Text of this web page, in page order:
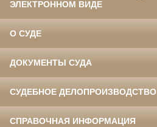
ЭЛЕКТРОННОМ ВИДЕ
О СУДЕ
ДОКУМЕНТЫ СУДА
СУДЕБНОЕ ДЕЛОПРОИЗВОДСТВО
СПРАВОЧНАЯ ИНФОРМАЦИЯ